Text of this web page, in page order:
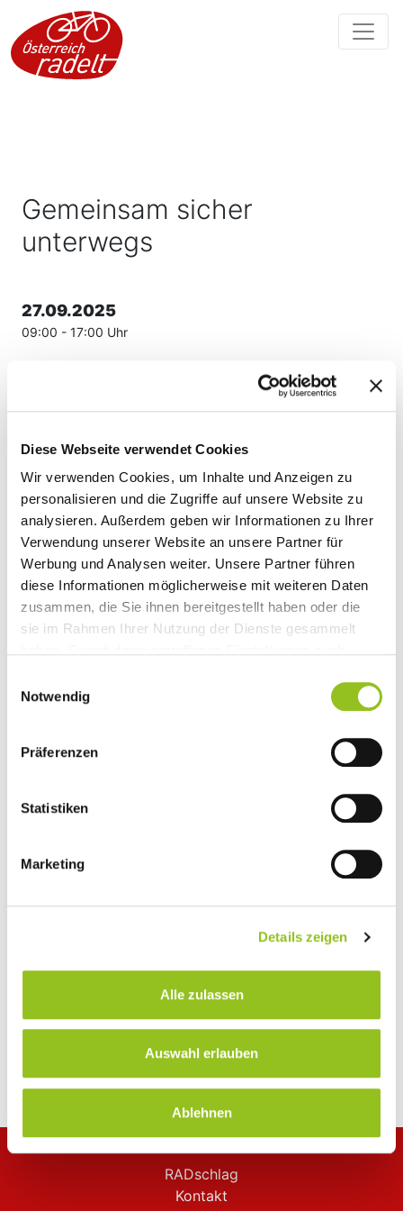
Diese Webseite verwendet Cookies
Wir verwenden Cookies, um Inhalte und Anzeigen zu
personalisieren und die Zugriffe auf unsere Website zu
analysieren. Außerdem geben wir Informationen zu Ihrer
Verwendung unserer Website an unsere Partner für
Werbung und Analysen weiter. Unsere Partner führen
diese Informationen möglicherweise mit weiteren Daten
zusammen, die Sie ihnen bereitgestellt haben oder die
sie im Rahmen Ihrer Nutzung der Dienste gesammelt
eines Angemessenheitsbeschlusses nach Art 45 DSGVO
und ohne geeignete Garantien nach Art 46 DSGVO
übermitteln, so gilt Ihre Einwilligung auch hierfür. Es
besteht das Risiko, dass Ihre derart übermittelten Daten
Kontroll- und Überwachungszwecken unterliegen und
dagegen keine wirksamen Rechtsbehelfe zur Verfügung
Notwendig
Präferenzen
Statistiken
Marketing
Details zeigen
Alle zulassen
Auswahl erlauben
Ablehnen
Gemeinsam sicher
unterwegs
27.09.2025
09:00 - 17:00 Uhr
Gemeinsam sicher am Fahrrad für Kinder von 6-9
Radfahrworkshop - Europäische Mobilitätswoche
Anmeldung unbedingt
unter sekretariat@kramsach.at unter Angabe Modul
A oder B (Alter, Name Kind), beschränkte
Teilnehmerzahl, Kostenbeitrag € 5,- pro Kind (am
Kurstag).
RADschlag
Kontakt